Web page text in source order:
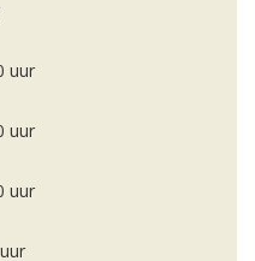
uur
uur
uur